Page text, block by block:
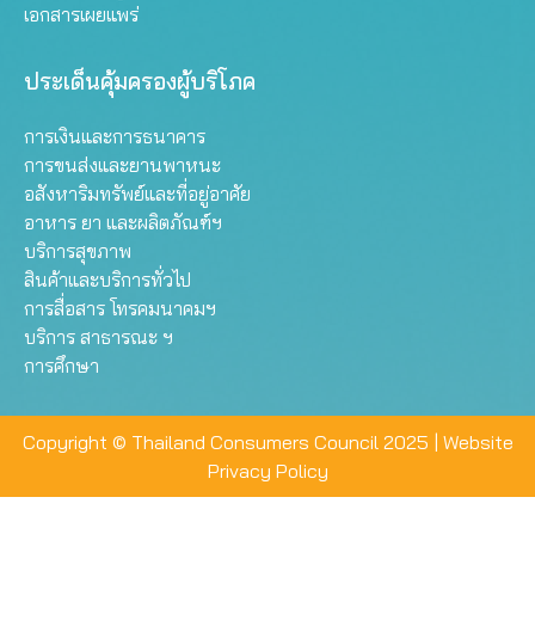
เอกสารเผยแพร่
ประเด็นคุ้มครองผู้บริโภค
การเงินและการธนาคาร
การขนส่งและยานพาหนะ
อสังหาริมทรัพย์และที่อยู่อาศัย
อาหาร ยา และผลิตภัณฑ์ฯ
บริการสุขภาพ
สินค้าและบริการทั่วไป
การสื่อสาร โทรคมนาคมฯ
บริการ สาธารณะ ฯ
การศึกษา
Copyright © Thailand Consumers Council 2025 | Website
Privacy Policy